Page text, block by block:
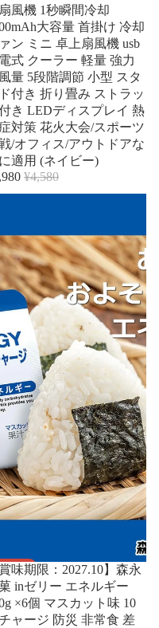
風機 1秒瞬間冷却
大容量 首掛け 冷却
ン ミニ 卓上扇風機 usb
式 クーラー 軽量 強力
量 5段階調節 小型 スタ
付き 折り畳み ストラッ
き LEDディスプレイ 熱
対策 花火大会/スポーツ
/オフィス/アウトドアな
適用 (ネイビー)
¥4,580
賞味期限：2027.10】森永
inゼリー エネルギー
×6個 マスカット味 10
ャージ 防災 非常食 差